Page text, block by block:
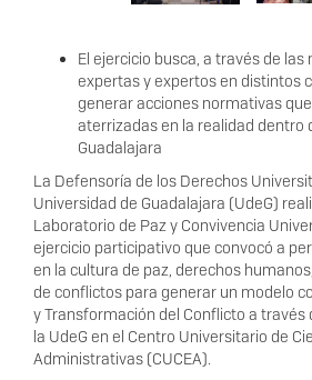
El ejercicio busca, a través de
expertas y expertos en distintos
generar acciones normativas
aterrizadas en la realidad dentro
Guadalajara
La Defensoría de los Derechos
Universidad de Guadalajara (UdeG)
Laboratorio de Paz y Convivencia
ejercicio participativo que convocó a
en la cultura de paz, derechos
de conflictos para generar un modelo
y Transformación del Conflicto a través
la UdeG en el Centro Universitario de
Administrativas (CUCEA).